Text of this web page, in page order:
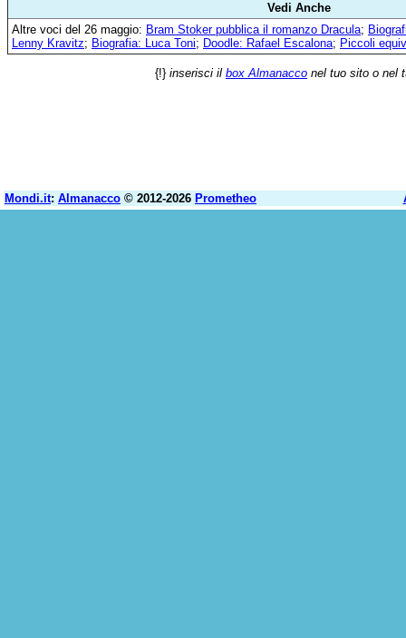
Vedi Anche
Altre voci del 26 maggio: Bram Stoker pubblica il romanzo Dracula;
Lenny Kravitz; Biografia: Luca Toni; Doodle: Rafael Escalona; Piccoli
{!} inserisci il box Almanacco nel tuo sito o nel
Mondi.it: Almanacco © 2012-2026 Prometheo